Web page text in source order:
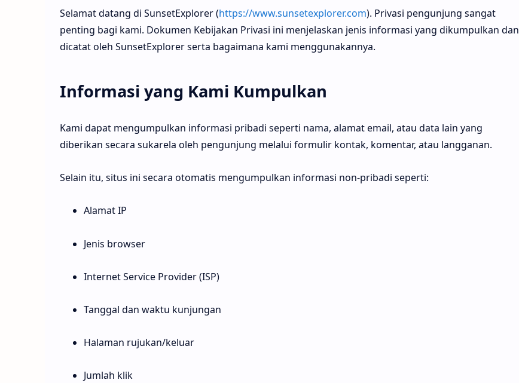
Selamat datang di SunsetExplorer (https://www.sunsetexplorer.com). Privasi pengunjung sangat
penting bagi kami. Dokumen Kebijakan Privasi ini menjelaskan jenis informasi yang dikumpulkan dan
dicatat oleh SunsetExplorer serta bagaimana kami menggunakannya.
Informasi yang Kami Kumpulkan
Kami dapat mengumpulkan informasi pribadi seperti nama, alamat email, atau data lain yang
diberikan secara sukarela oleh pengunjung melalui formulir kontak, komentar, atau langganan.
Selain itu, situs ini secara otomatis mengumpulkan informasi non-pribadi seperti:
Alamat IP
Jenis browser
Internet Service Provider (ISP)
Tanggal dan waktu kunjungan
Halaman rujukan/keluar
Jumlah klik